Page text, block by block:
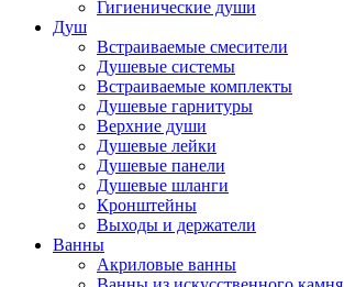
Гигиенические души
Душ
Встраиваемые смесители
Душевые системы
Встраиваемые комплекты
Душевые гарнитуры
Верхние души
Душевые лейки
Душевые панели
Душевые шланги
Кронштейны
Выходы и держатели
Ванны
Акриловые ванны